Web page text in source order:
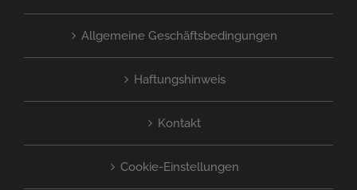
Allgemeine Geschäftsbedingungen
Haftungshinweis
Kontakt
Cookie-Einstellungen